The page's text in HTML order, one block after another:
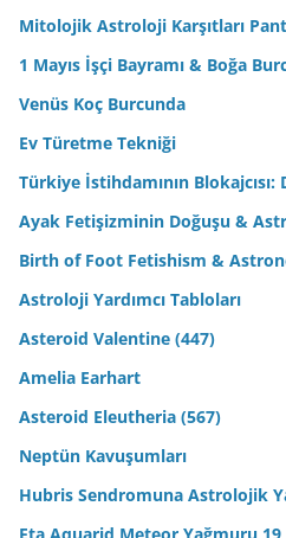
Mitolojik Astroloji Karşıtları
1 Mayıs İşçi Bayramı & Boğa
Venüs Koç Burcunda
Ev Türetme Tekniği
Türkiye İstihdamının
Ayak Fetişizminin Doğuşu &
Birth of Foot Fetishism &
Astroloji Yardımcı Tabloları
Asteroid Valentine (447)
Amelia Earhart
Asteroid Eleutheria (567)
Neptün Kavuşumları
Hubris Sendromuna Astrolojik